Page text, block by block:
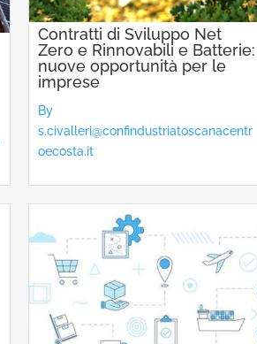
Contratti di Sviluppo Net
Zero e Rinnovabili e Batterie:
nuove opportunità per le
imprese
By
s.civalleri@confindustriatoscanacentr
oecosta.it